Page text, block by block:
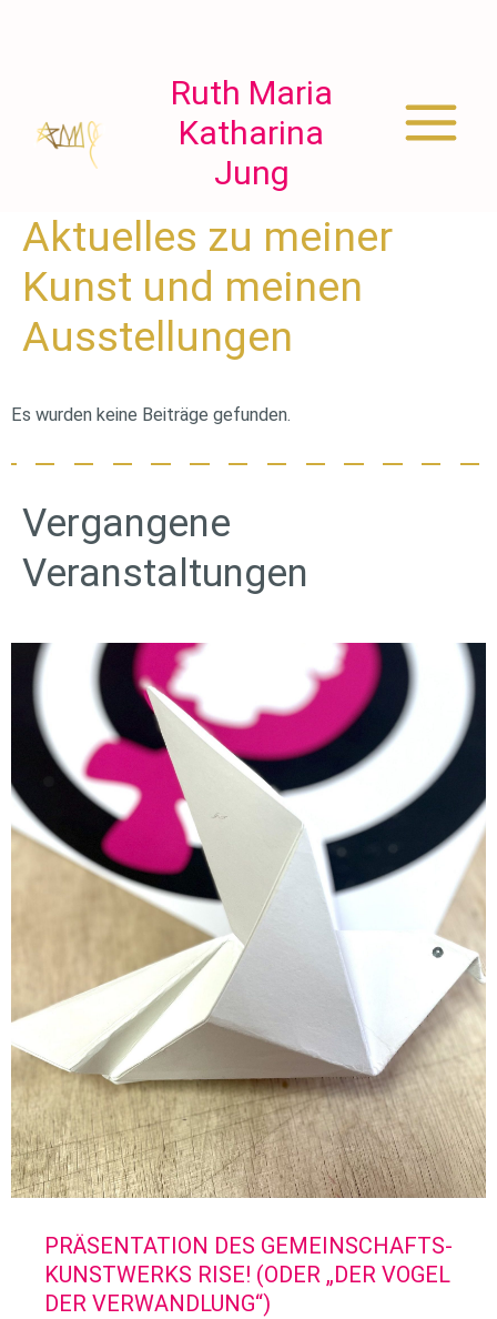
Ruth Maria
Katharina
Jung
Main
Aktuelles zu meiner
Kunst und meinen
Ausstellungen
Es wurden keine Beiträge gefunden.
Vergangene
Veranstaltungen
PRÄSENTATION DES GEMEINSCHAFTS-
KUNSTWERKS RISE! (ODER „DER VOGEL
DER VERWANDLUNG“)